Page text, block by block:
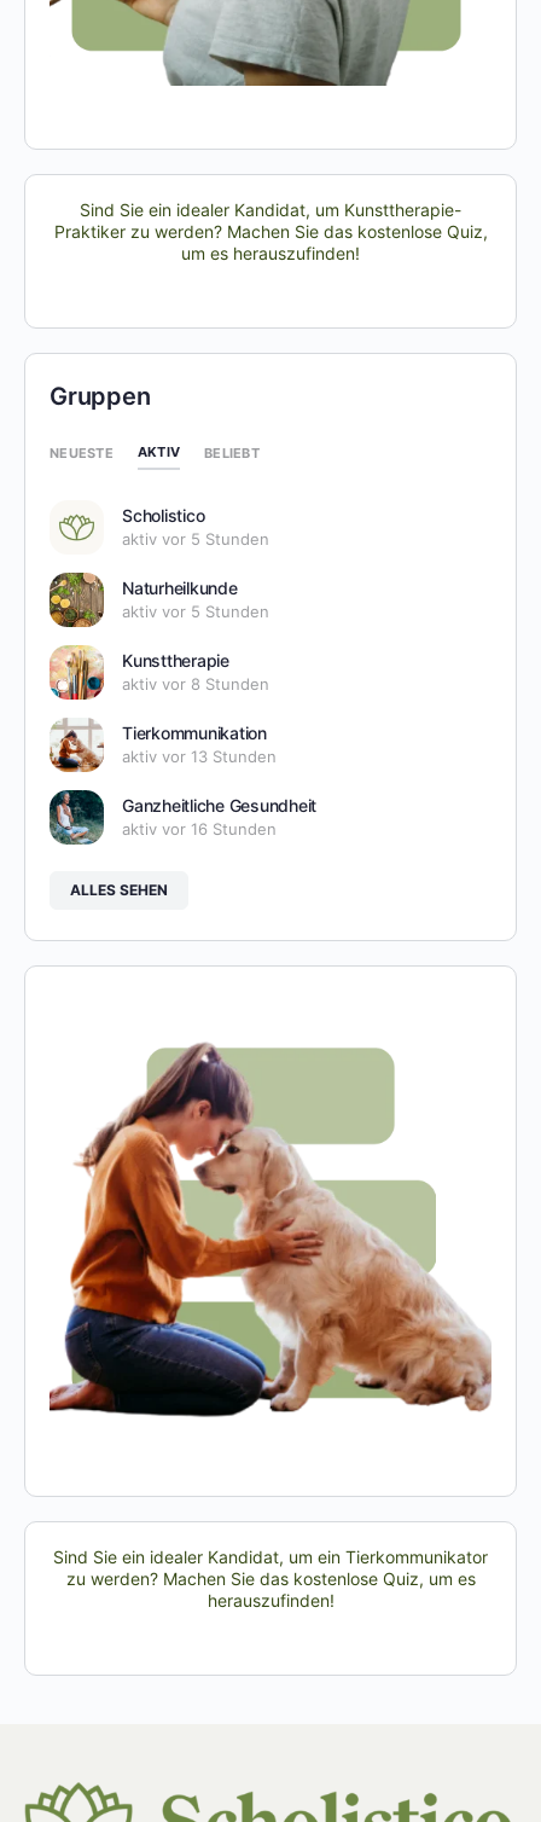
Sind Sie ein idealer Kandidat, um Kunsttherapie-
Praktiker zu werden? Machen Sie das kostenlose Quiz,
um es herauszufinden!
Gruppen
NEUESTE AKTIV BELIEBT
Scholistico
aktiv vor 5 Stunden
Naturheilkunde
aktiv vor 5 Stunden
Kunsttherapie
aktiv vor 8 Stunden
Tierkommunikation
aktiv vor 13 Stunden
Ganzheitliche Gesundheit
aktiv vor 16 Stunden
ALLES SEHEN
Sind Sie ein idealer Kandidat, um ein Tierkommunikator
zu werden? Machen Sie das kostenlose Quiz, um es
herauszufinden!